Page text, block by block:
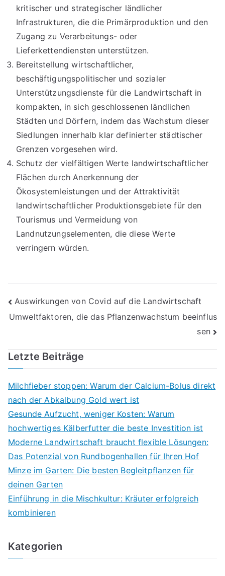
kritischer und strategischer ländlicher
Infrastrukturen, die die Primärproduktion und den
Zugang zu Verarbeitungs- oder
Lieferkettendiensten unterstützen.
Bereitstellung wirtschaftlicher,
beschäftigungspolitischer und sozialer
Unterstützungsdienste für die Landwirtschaft in
kompakten, in sich geschlossenen ländlichen
Städten und Dörfern, indem das Wachstum dieser
Siedlungen innerhalb klar definierter städtischer
Grenzen vorgesehen wird.
Schutz der vielfältigen Werte landwirtschaftlicher
Flächen durch Anerkennung der
Ökosystemleistungen und der Attraktivität
landwirtschaftlicher Produktionsgebiete für den
Tourismus und Vermeidung von
Landnutzungselementen, die diese Werte
verringern würden.
Beitragsnavigation
Auswirkungen von Covid auf die Landwirtschaft
Umweltfaktoren, die das Pflanzenwachstum beeinflus
sen
Letzte Beiträge
Milchfieber stoppen: Warum der Calcium-Bolus direkt
nach der Abkalbung Gold wert ist
Gesunde Aufzucht, weniger Kosten: Warum
hochwertiges Kälberfutter die beste Investition ist
Moderne Landwirtschaft braucht flexible Lösungen:
Das Potenzial von Rundbogenhallen für Ihren Hof
Minze im Garten: Die besten Begleitpflanzen für
deinen Garten
Einführung in die Mischkultur: Kräuter erfolgreich
kombinieren
Kategorien